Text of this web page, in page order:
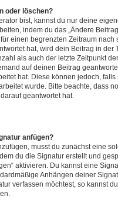
oder löschen?
bist, kannst du nur deine
indem du das „Ändere
einen begrenzten Zeitraum
hat, wird dein Beitrag in der
als auch der letzte Zeitpunkt
auf deinen Beitrag
hat. Diese können jedoch,
wurde. Bitte beachte, dass
geantwortet hat.
anfügen?
musst du zunächst eine
du die Signatur erstellt und
aktivieren. Du kannst eine
Anhängen deiner
verfassen möchtest, so kannst